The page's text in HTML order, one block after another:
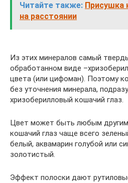
Читайте также: Присушка
на расстоянии
Из этих минералов самый
обработанном виде
цвета (или цифоман). Поэтому
без уточнения минерала,
хризоберилловый кошачий глаз.
Цвет может быть любым
кошачий глаз чаще всего
белый, аквамарин голубой или
золотистый.
Эффект полоски дают